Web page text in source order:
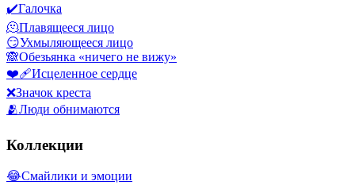
✔️Галочка
🫠Плавящееся лицо
😏Ухмыляющееся лицо
🙈Обезьянка «ничего не вижу»
❤️‍🩹Исцеленное сердце
❌Значок креста
🫂Люди обнимаются
Коллекции
😂Смайлики и эмоции